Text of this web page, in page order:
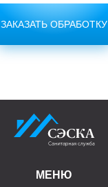
ЗАКАЗАТЬ ОБРАБОТКУ
МЕНЮ